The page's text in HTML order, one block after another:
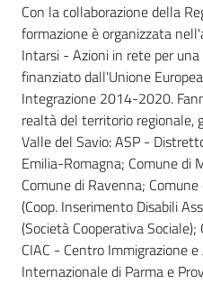
Con la collaborazione della
formazione è organizzata
Intarsi - Azioni in rete per
finanziato dall'Unione
Integrazione 2014-2020.
realtà del territorio regionale,
Valle del Savio: ASP -
Emilia-Romagna; Comune di
Comune di Ravenna; Comune
(Coop. Inserimento Disabili
(Società Cooperativa
CIAC - Centro Immigrazione
Internazionale di Parma e